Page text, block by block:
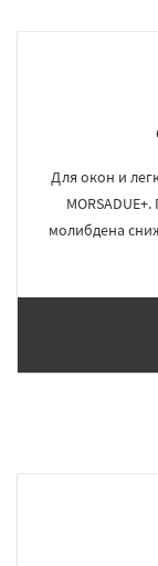
Для окон и
молибдена